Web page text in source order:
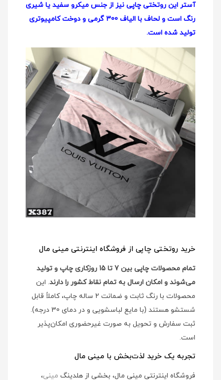
آستر این روتختی چاپی نیز از جنس میکرو سفید یا شیری
رنگ است و لحاف با الیاف 300 گرمی و دوخت کامپیوتری
تولید شده است.
خرید روتختی چاپی از فروشگاه اینترنتی مینی مال
تمام محصولات چاپی بین 7 تا 15 روزکاری چاپ و تولید
می‌شوند و امکان ارسال به تمام نقاط کشور را دارند. این
محصولات با رنگ ثابت و ضمانت 2 ساله چاپ، کاملاً قابل
شستشو هستند (با مایع لباسشویی و در دمای 30 درجه).
ثبت سفارش و تحویل به صورت غیرحضوری امکان‌پذیر
است.
تجربه یک خرید لذت‌بخش با مینی مال
فروشگاه اینترنتی مینی مال، بخشی از هلدینگ مینی،